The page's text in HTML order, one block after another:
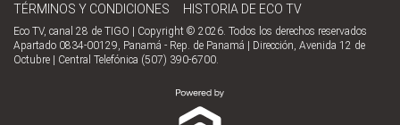
TÉRMINOS Y CONDICIONES HISTORIA DE ECO TV
Eco TV, canal 28 de TIGO | Copyright © 2026. Todos los derechos reservados
Apartado 0834-00129, Panamá - Rep. de Panamá | Dirección, Avenida 12 de
Octubre | Central Telefónica (507) 390-6700.